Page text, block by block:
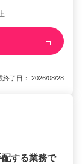
了日： 2026/08/28
する業務で